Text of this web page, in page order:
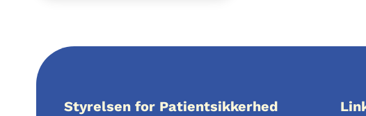
Styrelsen for Patientsikkerhed